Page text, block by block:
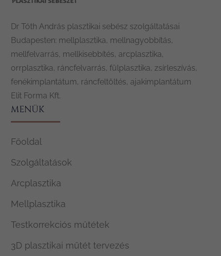
Dr Tóth András plasztikai sebész szolgáltatásai
Budapesten: mellplasztika, mellnagyobbítás,
mellfelvarrás, mellkisebbítés, arcplasztika,
orrplasztika, ráncfelvarrás, fülplasztika, zsírleszívás,
fenékimplantátum, ráncfeltöltés, ajakimplantátum
Elit Forma Kft.
MENÜK
Főoldal
Szolgáltatások
Arcplasztika
Mellplasztika
Testkorrekciós műtétek
3D plasztikai műtét tervezés